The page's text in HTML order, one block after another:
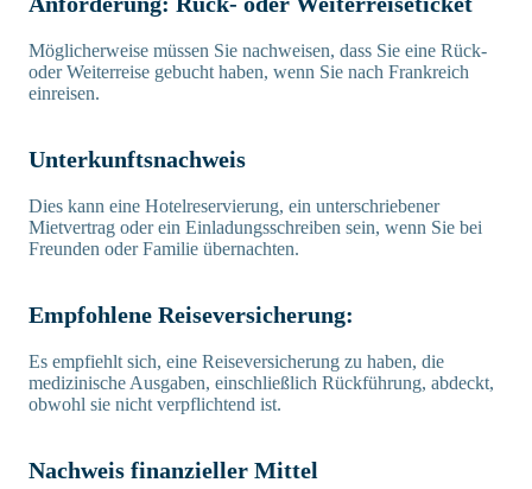
Möglicherweise müssen Sie nachweisen, dass Sie eine Rück-
oder Weiterreise gebucht haben, wenn Sie nach Frankreich
einreisen.
Unterkunftsnachweis
Dies kann eine Hotelreservierung, ein unterschriebener
Mietvertrag oder ein Einladungsschreiben sein, wenn Sie bei
Freunden oder Familie übernachten.
Empfohlene Reiseversicherung:
Es empfiehlt sich, eine Reiseversicherung zu haben, die
medizinische Ausgaben, einschließlich Rückführung, abdeckt,
obwohl sie nicht verpflichtend ist.
Nachweis finanzieller Mittel